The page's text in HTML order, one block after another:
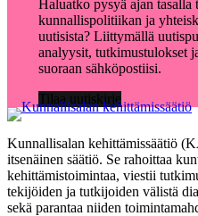
Haluatko pysyä ajan tasalla
kunnallispolitiikan ja
uutisista? Liittymällä
analyysit, tutkimustulokset
suoraan sähköpostiisi.
Tilaa uutiskirje
Kunnallisalan kehittämissäätiö
itsenäinen säätiö. Se rahoittaa
kehittämistoimintaa, viestii
tekijöiden ja tutkijoiden välistä
sekä parantaa niiden